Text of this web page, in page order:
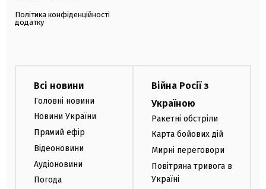
Політика конфіденційності
додатку
Всі новини
Головні новини
Новини України
Прямий ефір
Відеоновини
Аудіоновини
Погода
Війна Росії з
Україною
Ракетні обстріли
Карта бойових дій
Мирні переговори
Повітряна тривога в
Україні